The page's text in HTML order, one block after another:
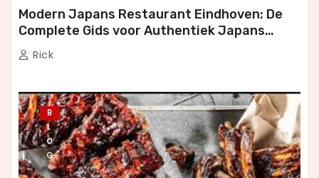
Modern Japans Restaurant Eindhoven: De
Complete Gids voor Authentiek Japans
Dineren
Rick
B
L
O
G